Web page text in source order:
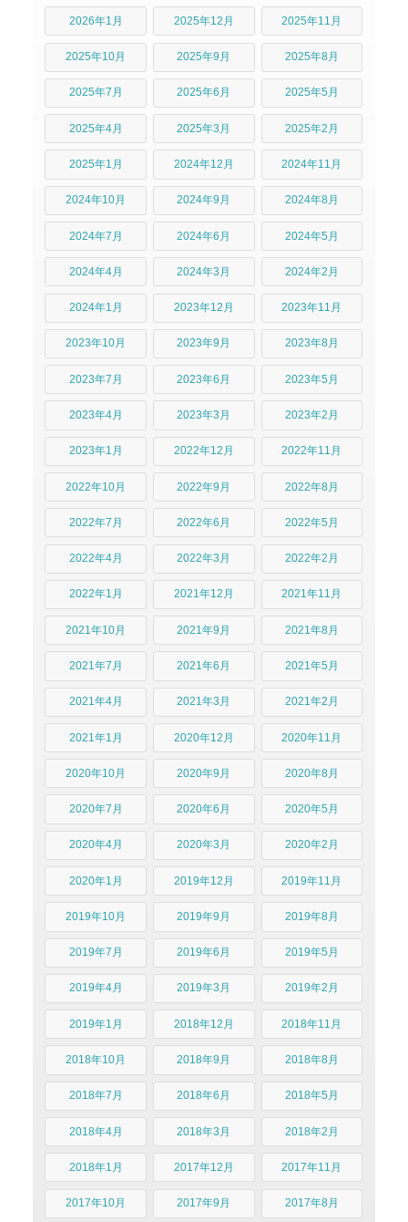
2026年1月 2025年12月 2025年11月
2025年10月 2025年9月 2025年8月
2025年7月 2025年6月 2025年5月
2025年4月 2025年3月 2025年2月
2025年1月 2024年12月 2024年11月
2024年10月 2024年9月 2024年8月
2024年7月 2024年6月 2024年5月
2024年4月 2024年3月 2024年2月
2024年1月 2023年12月 2023年11月
2023年10月 2023年9月 2023年8月
2023年7月 2023年6月 2023年5月
2023年4月 2023年3月 2023年2月
2023年1月 2022年12月 2022年11月
2022年10月 2022年9月 2022年8月
2022年7月 2022年6月 2022年5月
2022年4月 2022年3月 2022年2月
2022年1月 2021年12月 2021年11月
2021年10月 2021年9月 2021年8月
2021年7月 2021年6月 2021年5月
2021年4月 2021年3月 2021年2月
2021年1月 2020年12月 2020年11月
2020年10月 2020年9月 2020年8月
2020年7月 2020年6月 2020年5月
2020年4月 2020年3月 2020年2月
2020年1月 2019年12月 2019年11月
2019年10月 2019年9月 2019年8月
2019年7月 2019年6月 2019年5月
2019年4月 2019年3月 2019年2月
2019年1月 2018年12月 2018年11月
2018年10月 2018年9月 2018年8月
2018年7月 2018年6月 2018年5月
2018年4月 2018年3月 2018年2月
2018年1月 2017年12月 2017年11月
2017年10月 2017年9月 2017年8月